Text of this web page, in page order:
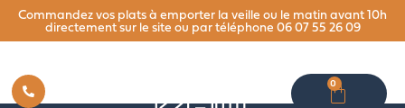
AllerCommandez vos plats à emporter la veille ou le matin avant 10h
directement sur le site ou par téléphone 06 07 55 26 09
0